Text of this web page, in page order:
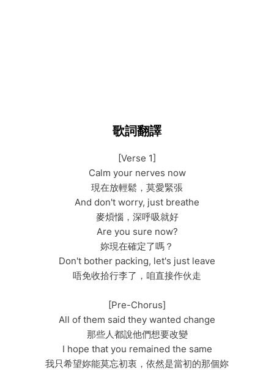
歌詞翻譯
[Verse 1]
Calm your nerves now
現在放輕鬆，莫愛緊張
And don't worry, just breathe
麥煩惱，深呼吸就好
Are you sure now?
妳現在確定了嗎？
Don't bother packing, let's just leave
唔免收拾行李了，咱直接作伙走
[Pre-Chorus]
All of them said they wanted change
那些人都說他們想要改變
I hope that you remained the same
我只希望妳能莫忘初衷，依然是當初的那個妳